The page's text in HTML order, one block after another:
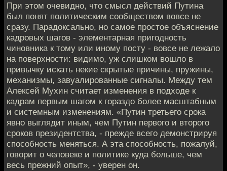
При этом очевидно, что смысл действий Путина
был понят политическим сообществом вовсе не
сразу. Парадоксально, но самое простое объяснение
кадровых шагов - элементарная пригодность
чиновника к тому или иному посту - вовсе не лежало
на поверхности: видимо, уж слишком вошло в
привычку искать некие скрытые причины, пружины,
механизмы, завуалированные сигналы. Между тем
Алексей Мухин считает изменения в подходе к
кадрам первым шагом к гораздо более масштабным
и системным изменениям. «Путин третьего срока
явно выглядит иным, чем Путин первого и второго
сроков президентства, - прежде всего демонстрируя
способность меняться. А эта способность, пожалуй,
говорит о человеке и политике куда больше, чем
весь прежний опыт», - уверен он.